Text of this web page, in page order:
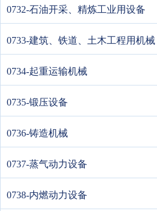
0732-石油开采、精炼工业用设备
0733-建筑、铁道、土木工程用机械
0734-起重运输机械
0735-锻压设备
0736-铸造机械
0737-蒸气动力设备
0738-内燃动力设备